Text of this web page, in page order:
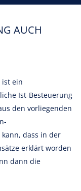
AUCH
ist ein
Ist-Besteuerung
den vorliegenden
dass in der
erklärt worden
dann die